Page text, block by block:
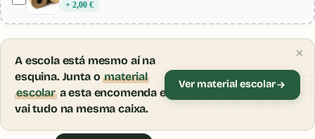
+ 2,00 €
A escola está mesmo aí na
esquina. Junta omaterial
escolara esta encomenda e
vai tudo na mesma caixa.
Ver material escolar